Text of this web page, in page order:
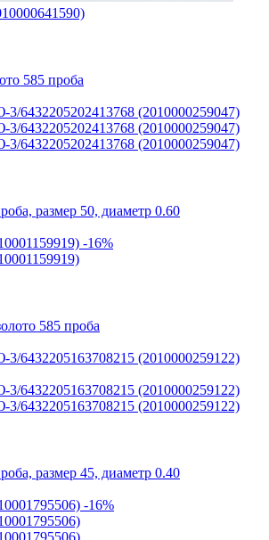
585 проба
размер 50, диаметр 0.60
-16%
585 проба
размер 45, диаметр 0.40
-16%